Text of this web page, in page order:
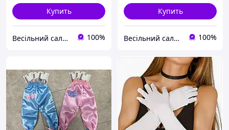
Купить
Весільний салон «Ніколь» 100%
Купить
Весільний салон «Ніколь» 100%